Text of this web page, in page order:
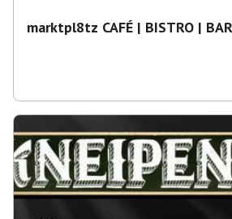
marktpl8tz CAFÉ | BISTRO | BAR